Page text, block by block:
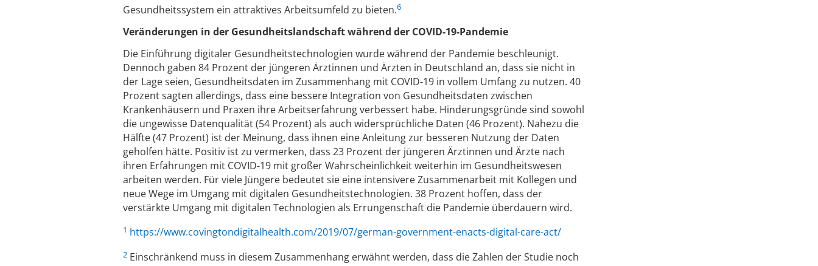
Gesundheitssystem ein attraktives Arbeitsumfeld zu bieten.6
Veränderungen in der Gesundheitslandschaft während der COVID-19-Pandemie
Die Einführung digitaler Gesundheitstechnologien wurde während der Pandemie beschleunigt.
Dennoch gaben 84 Prozent der jüngeren Ärztinnen und Ärzten in Deutschland an, dass sie nicht in
der Lage seien, Gesundheitsdaten im Zusammenhang mit COVID-19 in vollem Umfang zu nutzen. 40
Prozent sagten allerdings, dass eine bessere Integration von Gesundheitsdaten zwischen
Krankenhäusern und Praxen ihre Arbeitserfahrung verbessert habe. Hinderungsgründe sind sowohl
die ungewisse Datenqualität (54 Prozent) als auch widersprüchliche Daten (46 Prozent). Nahezu die
Hälfte (47 Prozent) ist der Meinung, dass ihnen eine Anleitung zur besseren Nutzung der Daten
geholfen hätte. Positiv ist zu vermerken, dass 23 Prozent der jüngeren Ärztinnen und Ärzte nach
ihren Erfahrungen mit COVID-19 mit großer Wahrscheinlichkeit weiterhin im Gesundheitswesen
arbeiten werden. Für viele Jüngere bedeutet sie eine intensivere Zusammenarbeit mit Kollegen und
neue Wege im Umgang mit digitalen Gesundheitstechnologien. 38 Prozent hoffen, dass der
verstärkte Umgang mit digitalen Technologien als Errungenschaft die Pandemie überdauern wird.
1 https://www.covingtondigitalhealth.com/2019/07/german-government-enacts-digital-care-act/
2 Einschränkend muss in diesem Zusammenhang erwähnt werden, dass die Zahlen der Studie noch